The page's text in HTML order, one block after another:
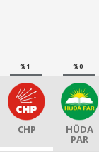
%1
CHP
%0
HÜDA
PAR